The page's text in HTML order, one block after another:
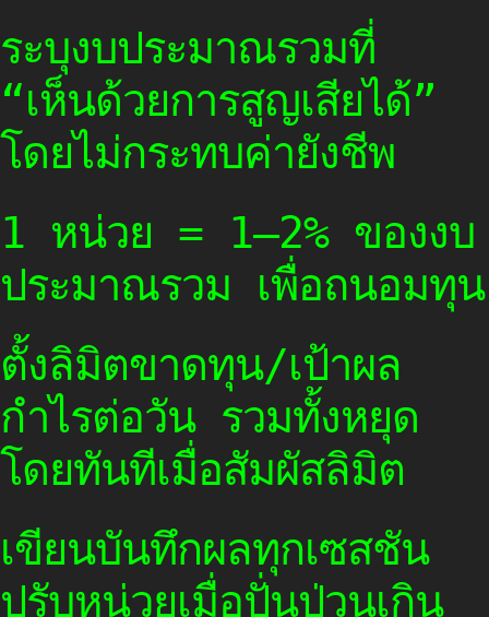
ระบุงบประมาณรวมที่
“เห็นด้วยการสูญเสียได้”
โดยไม่กระทบค่ายังชีพ
1 หน่วย = 1–2% ของงบ
ประมาณรวม เพื่อถนอมทุน
ตั้งลิมิตขาดทุน/เป้าผล
กำไรต่อวัน รวมทั้งหยุด
โดยทันทีเมื่อสัมผัสลิมิต
เขียนบันทึกผลทุกเซสชัน
ปรับหน่วยเมื่อปั่นป่วนเกิน